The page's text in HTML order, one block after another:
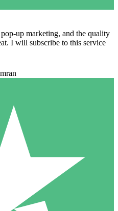
up marketing, and the quality
I will subscribe to this service